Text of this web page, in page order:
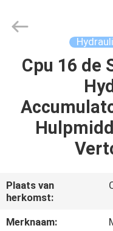
HUIS
PRODUCTEN
ONGEVEER
FABRIEKSREIS
Export
Co.,Ltd..
Reserved.Cpu 16 de
Plaats van
herkomst:
Merknaam: